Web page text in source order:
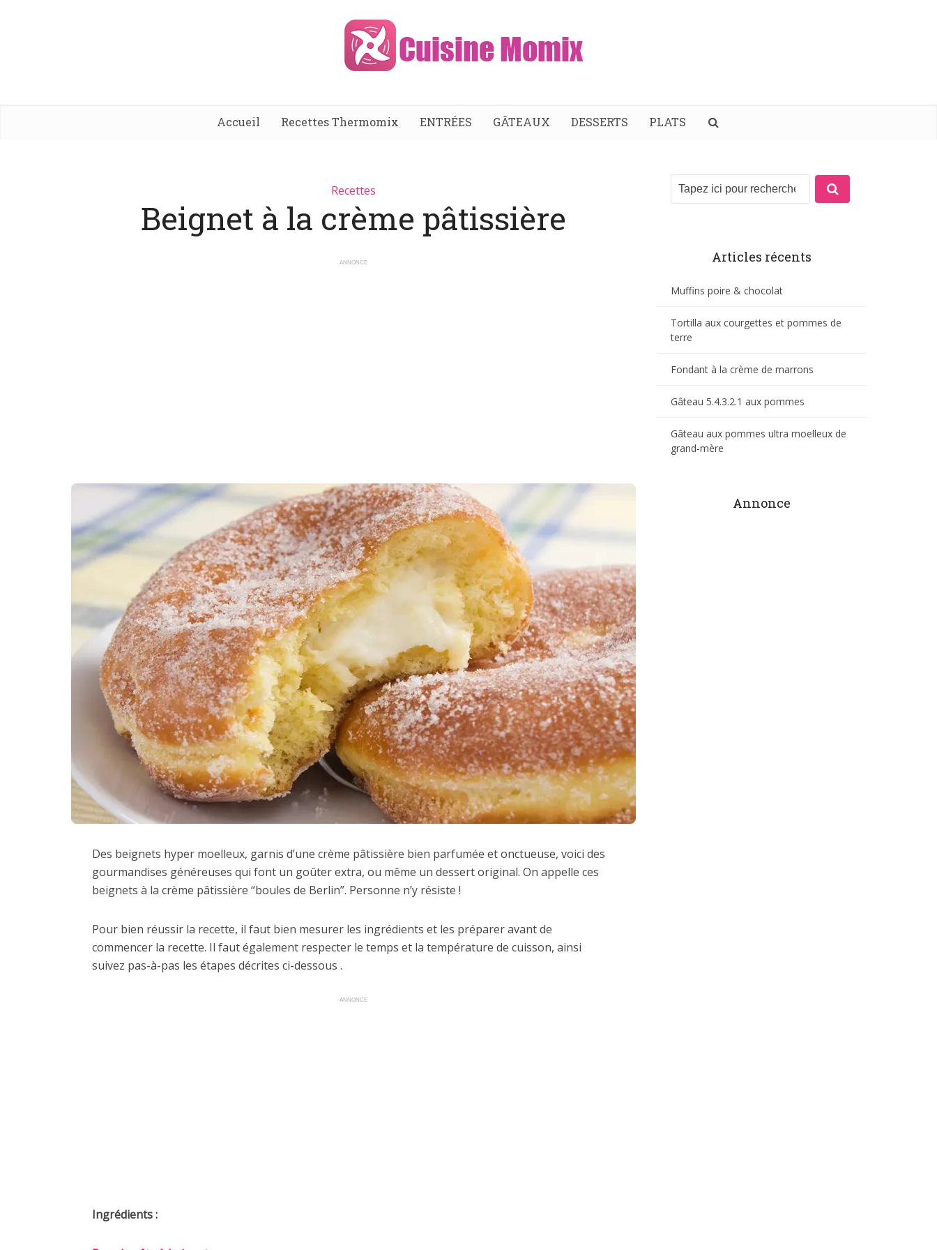
Accueil Recettes Thermomix ENTRÉES GÂTEAUX DESSERTS PLATS
Recettes
Beignet à la crème pâtissière
ANNONCE
Des beignets hyper moelleux, garnis d’une crème pâtissière bien parfumée et onctueuse, voici des
gourmandises généreuses qui font un goûter extra, ou même un dessert original. On appelle ces
beignets à la crème pâtissière “boules de Berlin”. Personne n’y résiste !
Pour bien réussir la recette, il faut bien mesurer les ingrédients et les préparer avant de
commencer la recette. Il faut également respecter le temps et la température de cuisson, ainsi
suivez pas-à-pas les étapes décrites ci-dessous .
ANNONCE
Ingrédients :
Articles récents
Muffins poire & chocolat
Tortilla aux courgettes et pommes de
terre
Fondant à la crème de marrons
Gâteau 5.4.3.2.1 aux pommes
Gâteau aux pommes ultra moelleux de
grand-mère
Annonce